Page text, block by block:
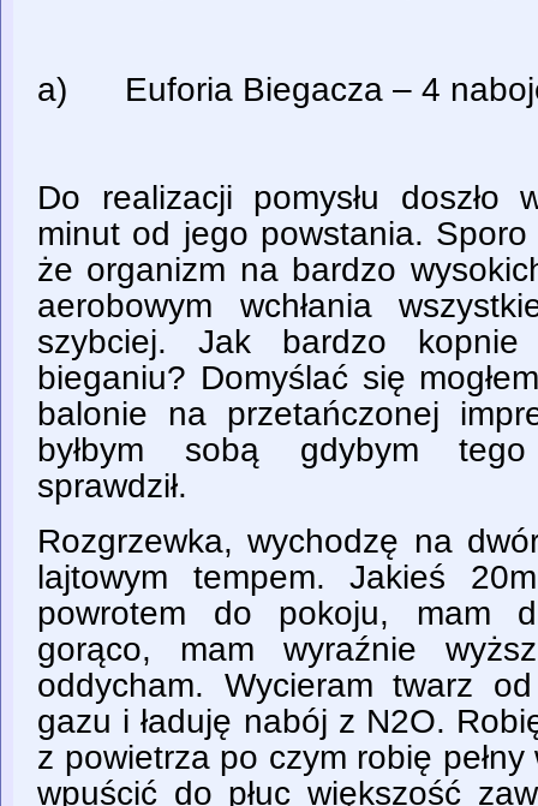
a) Euforia Biegacza – 4
Do realizacji pomysłu doszło
minut od jego powstania.
że organizm na bardzo
aerobowym wchłania
szybciej. Jak bardzo
bieganiu? Domyślać się
balonie na przetańczonej
byłbym sobą gdybym
sprawdził.
Rozgrzewka, wychodzę na
lajtowym tempem. Jakieś
powrotem do pokoju, mam
gorąco, mam wyraźnie
oddycham. Wycieram twarz
gazu i ładuję nabój z N2O.
z powietrza po czym robię
wpuścić do płuc większość